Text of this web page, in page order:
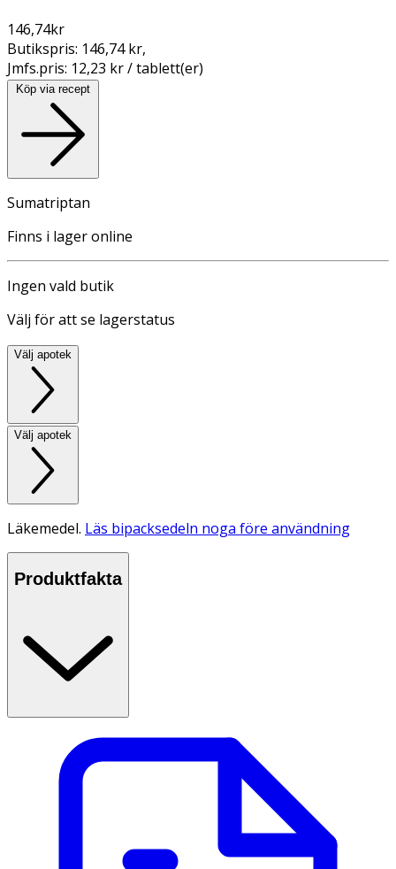
146,74kr
Butikspris: 146,74 kr,
Jmfs.pris: 12,23 kr / tablett(er)
Köp via recept
Sumatriptan
Finns i lager online
Ingen vald butik
Välj för att se lagerstatus
Välj apotek
Välj apotek
Läkemedel. Läs bipacksedeln noga före användning
Produktfakta